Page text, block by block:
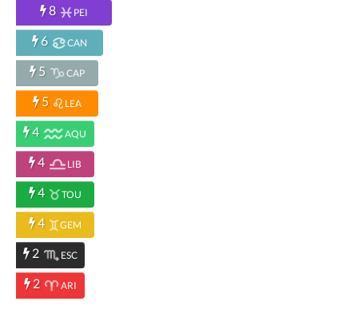
8 PEI
6 CAN
5 CAP
5 LEA
4 AQU
4 LIB
4 TOU
4 GEM
2 ESC
2 ARI